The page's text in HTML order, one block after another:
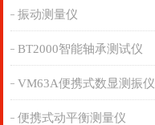
振动测量仪
BT2000智能轴承测试仪
VM63A便携式数显测振仪
便携式动平衡测量仪